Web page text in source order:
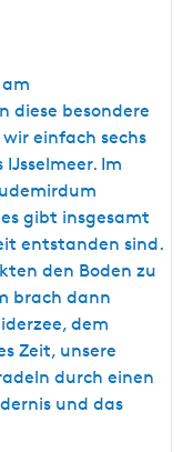
diese besondere
einfach sechs
Im
gibt insgesamt
entstanden sind.
den Boden zu
brach dann
dem
Zeit, unsere
durch einen
und das